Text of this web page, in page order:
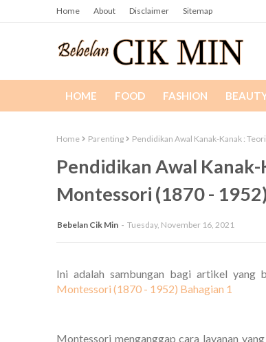
Home About Disclaimer Sitemap
HOME FOOD FASHION
Home Parenting Pendidikan Awal Kanak-Kanak :
Pendidikan Awal
Montessori (1870 -
Bebelan Cik Min Tuesday, November 16, 2021
Ini adalah sambungan bagi artikel yang
Montessori (1870 - 1952) Bahagian 1
Montessori menganggap cara layanan